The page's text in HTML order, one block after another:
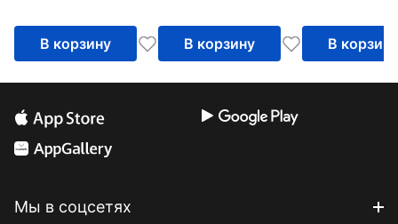
В корзину В корзину
углубленный
уровни
В корзину
Мы в соцсетях